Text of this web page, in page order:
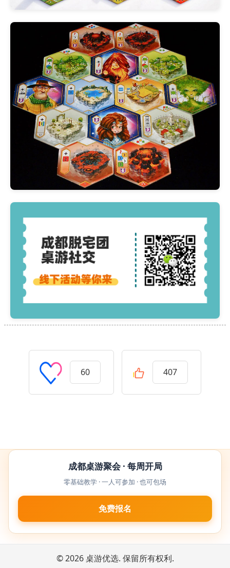
60 407
成都桌游聚会 · 每周开局
零基础教学 · 一人可参加 · 也可包场
免费报名
© 2026 桌游优选. 保留所有权利.